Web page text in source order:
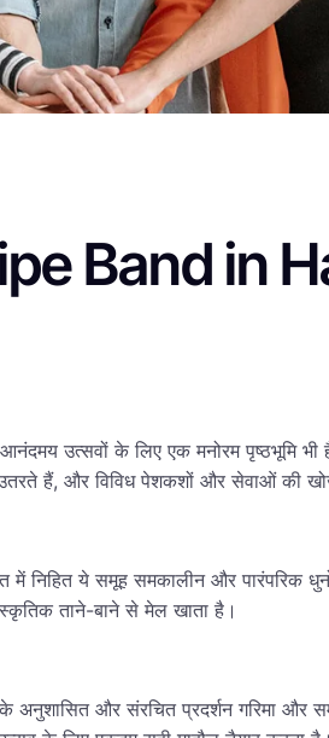
Band in
आनंदमय उत्सवों के लिए एक मनोरम
उतरते हैं, और विविध पेशकशों और सेवाओं
निहित ये समूह समकालीन और पारंपरिक
ताने-बाने से मेल खाता है।
और संरचित प्रदर्शन गरिमा और